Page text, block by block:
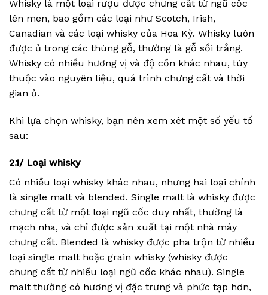
Whisky là một loại rượu được chưng cất từ ngũ cốc
lên men, bao gồm các loại như Scotch, Irish,
Canadian và các loại whisky của Hoa Kỳ. Whisky luôn
được ủ trong các thùng gỗ, thường là gỗ sồi trắng.
Whisky có nhiều hương vị và độ cồn khác nhau, tùy
thuộc vào nguyên liệu, quá trình chưng cất và thời
gian ủ.
Khi lựa chọn whisky, bạn nên xem xét một số yếu tố
sau:
2.1/ Loại whisky
Có nhiều loại whisky khác nhau, nhưng hai loại chính
là single malt và blended. Single malt là whisky được
chưng cất từ một loại ngũ cốc duy nhất, thường là
mạch nha, và chỉ được sản xuất tại một nhà máy
chưng cất. Blended là whisky được pha trộn từ nhiều
loại single malt hoặc grain whisky (whisky được
chưng cất từ nhiều loại ngũ cốc khác nhau). Single
malt thường có hương vị đặc trưng và phức tạp hơn,